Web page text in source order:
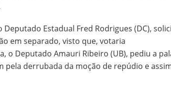
Estadual Fred Rodrigues (DC),
em separado, visto que, votaria
o Deputado Amauri Ribeiro (UB), pediu a
pela derrubada da moção de repúdio e